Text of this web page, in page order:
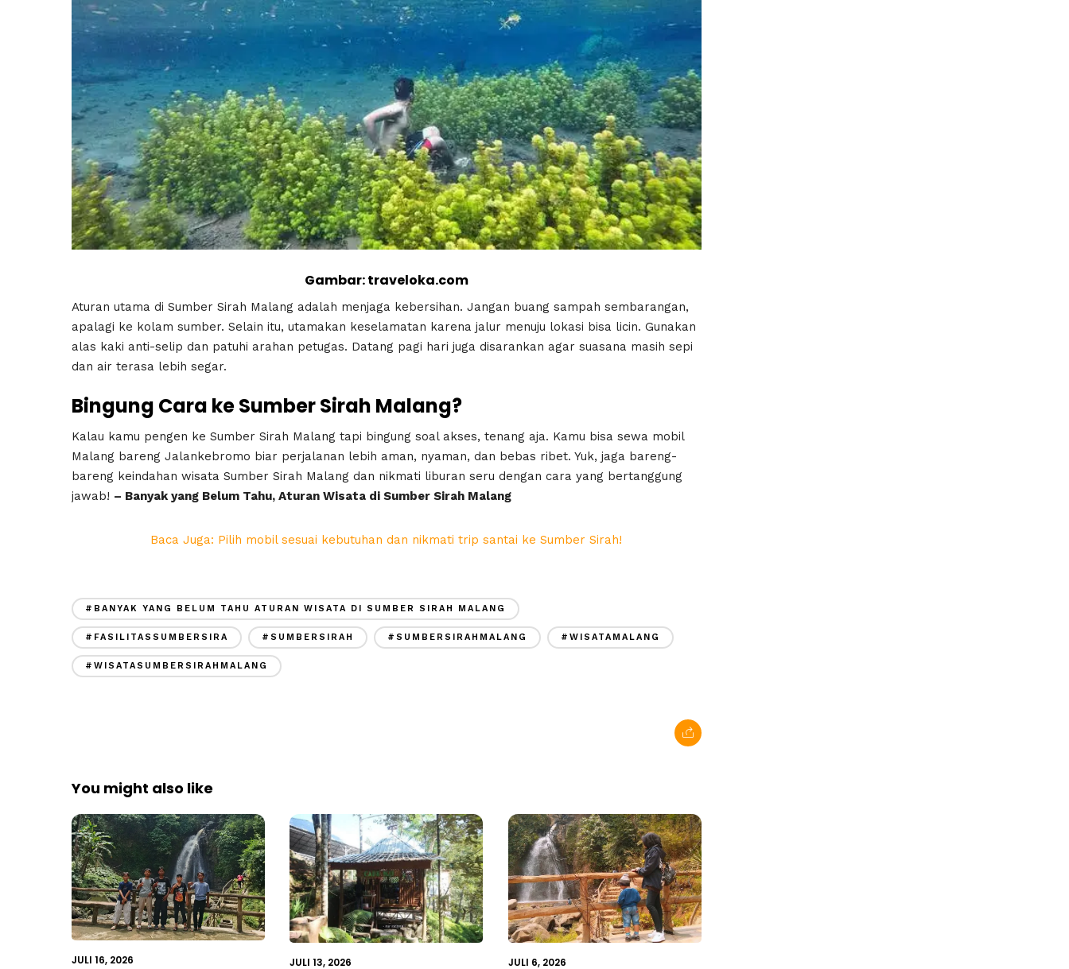
Gambar: traveloka.com
Aturan utama di Sumber Sirah Malang adalah menjaga kebersihan. Jangan buang sampah sembarangan,
apalagi ke kolam sumber. Selain itu, utamakan keselamatan karena jalur menuju lokasi bisa licin. Gunakan
alas kaki anti-selip dan patuhi arahan petugas. Datang pagi hari juga disarankan agar suasana masih sepi
dan air terasa lebih segar.
Bingung Cara ke Sumber Sirah Malang?
Kalau kamu pengen ke Sumber Sirah Malang tapi bingung soal akses, tenang aja. Kamu bisa sewa mobil
Malang bareng Jalankebromo biar perjalanan lebih aman, nyaman, dan bebas ribet. Yuk, jaga bareng-
bareng keindahan wisata Sumber Sirah Malang dan nikmati liburan seru dengan cara yang bertanggung
jawab! – Banyak yang Belum Tahu, Aturan Wisata di Sumber Sirah Malang
Baca Juga: Pilih mobil sesuai kebutuhan dan nikmati trip santai ke Sumber Sirah!
#BANYAK YANG BELUM TAHU ATURAN WISATA DI SUMBER SIRAH MALANG
#FASILITASSUMBERSIRA #SUMBERSIRAH #SUMBERSIRAHMALANG #WISATAMALANG
#WISATASUMBERSIRAHMALANG
You might also like
JULI 16, 2026 JULI 13, 2026 JULI 6, 2026